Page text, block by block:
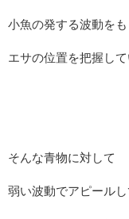
小魚の発する波動をも
エサの位置を把握し
そんな青物に対して
弱い波動でアピールし